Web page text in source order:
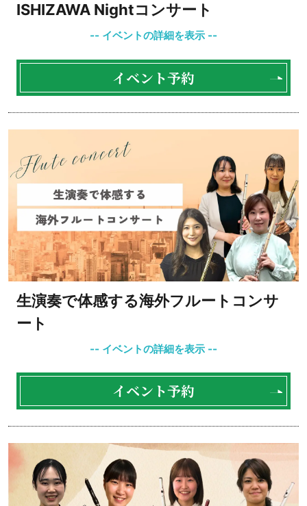
ISHIZAWA Nightコンサート
イベント予約
生演奏で体感する海外フルートコンサ
ート
イベント予約